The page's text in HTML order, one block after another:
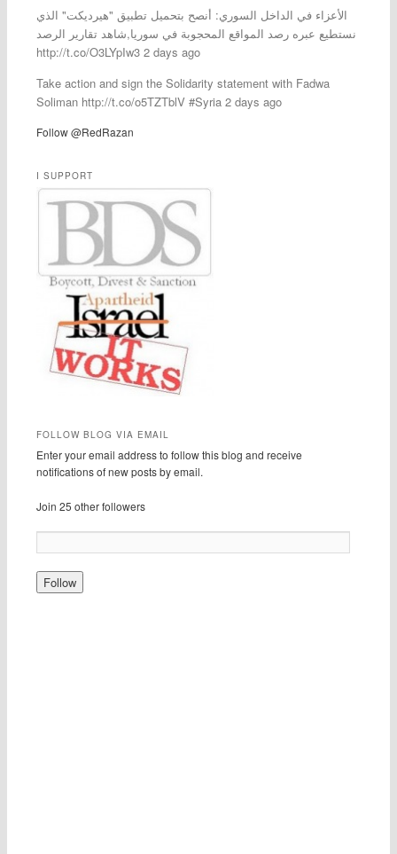
الأعزاء في الداخل السوري: أنصح بتحميل تطبيق "هيرديكت" الذي
نستطيع عبره رصد المواقع المحجوبة في سوريا,شاهد تقارير الرصد
http://t.co/O3LYpIw3 2 days ago
Take action and sign the Solidarity statement with Fadwa
Soliman http://t.co/o5TZTblV #Syria 2 days ago
Follow @RedRazan
I SUPPORT
FOLLOW BLOG VIA EMAIL
Enter your email address to follow this blog and receive
notifications of new posts by email.
Join 25 other followers